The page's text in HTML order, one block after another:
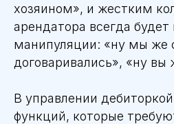
хозяином», и жестким
арендатора всегда
манипуляции: «ну мы же
договаривались», «ну
В управлении
функций, которые